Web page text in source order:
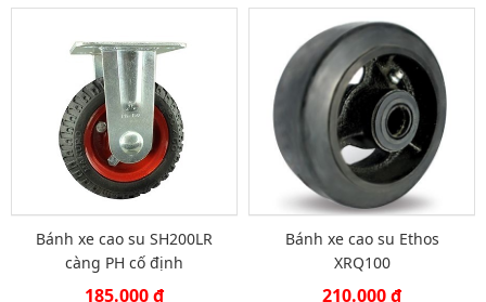
Bánh xe cao su SH200LR
càng PH cố định
185.000 đ
Bánh xe cao su Ethos
XRQ100
210.000 đ